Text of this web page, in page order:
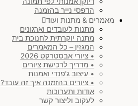
הדפסי נייר בהזמנה
מאמרים & מתנות ועוד
מתנות לעובדים וארגונים
מתנה יוקרתית לחנוכת בית
המגזין – כל המאמרים
• ציורי אבסטרקט 2026
• מדריך לרכישת ציורים
• עיצוב ג'פנדי ואמנות
• ציורים בהזמנה איך זה עובד?
אודות ותערוכות
לעקוב וליצור קשר